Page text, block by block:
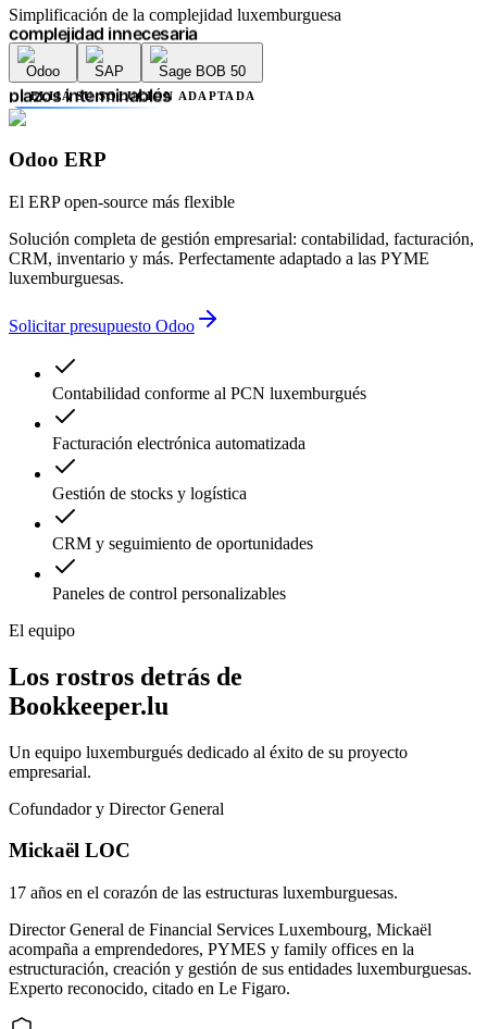
múltiples proveedores
complejidad innecesaria
errores contables
retrasos administrativos
plazos interminables
falta de transparencia
complejidad innecesaria
retrasos administrativos
Simplificación de la complejidad luxemburguesa
Odoo SAP Sage BOB 50
ELIJA SU SOLUCIÓN ADAPTADA
Odoo ERP
El ERP open-source más flexible
Solución completa de gestión empresarial: contabilidad, facturación,
CRM, inventario y más. Perfectamente adaptado a las PYME
luxemburguesas.
Solicitar presupuesto Odoo
Contabilidad conforme al PCN luxemburgués
Facturación electrónica automatizada
Gestión de stocks y logística
CRM y seguimiento de oportunidades
Paneles de control personalizables
El equipo
Los rostros detrás de
Bookkeeper.lu
Un equipo luxemburgués dedicado al éxito de su proyecto
empresarial.
Cofundador y Director General
Mickaël LOC
17 años en el corazón de las estructuras luxemburguesas.
Director General de Financial Services Luxembourg, Mickaël
acompaña a emprendedores, PYMES y family offices en la
estructuración, creación y gestión de sus entidades luxemburguesas.
Experto reconocido, citado en Le Figaro.